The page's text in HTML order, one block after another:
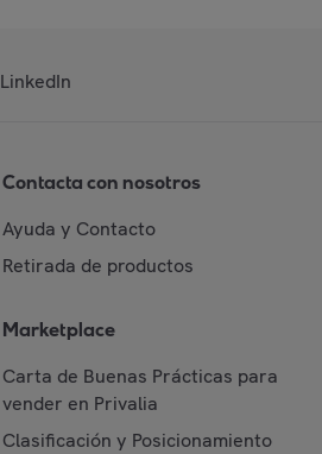
LinkedIn
Contacta con nosotros
Ayuda y Contacto
Retirada de productos
Marketplace
Carta de Buenas Prácticas para
vender en Privalia
Clasificación y Posicionamiento